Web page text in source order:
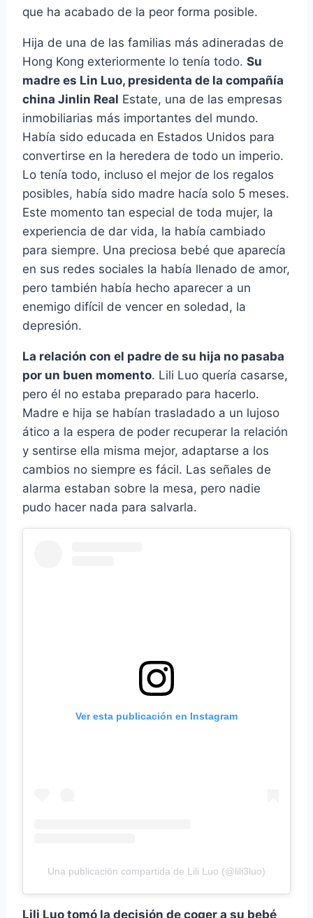
que ha acabado de la peor forma posible.
Hija de una de las familias más adineradas de
Hong Kong exteriormente lo tenía todo. Su
madre es Lin Luo, presidenta de la compañía
china Jinlin Real Estate, una de las empresas
inmobiliarias más importantes del mundo.
Había sido educada en Estados Unidos para
convertirse en la heredera de todo un imperio.
Lo tenía todo, incluso el mejor de los regalos
posibles, había sido madre hacía solo 5 meses.
Este momento tan especial de toda mujer, la
experiencia de dar vida, la había cambiado
para siempre. Una preciosa bebé que aparecía
en sus redes sociales la había llenado de amor,
pero también había hecho aparecer a un
enemigo difícil de vencer en soledad, la
depresión.
La relación con el padre de su hija no pasaba
por un buen momento. Lili Luo quería casarse,
pero él no estaba preparado para hacerlo.
Madre e hija se habían trasladado a un lujoso
ático a la espera de poder recuperar la relación
y sentirse ella misma mejor, adaptarse a los
cambios no siempre es fácil. Las señales de
alarma estaban sobre la mesa, pero nadie
pudo hacer nada para salvarla.
Ver esta publicación en Instagram
Una publicación compartida de Lili Luo (@lili3luo)
Lili Luo tomó la decisión de coger a su bebé